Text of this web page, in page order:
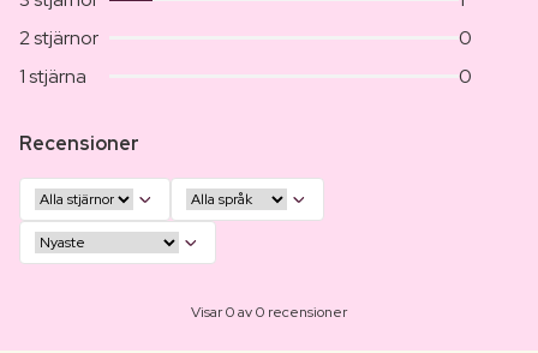
2 stjärnor
0
1 stjärna
0
Recensioner
Visar 0 av 0 recensioner